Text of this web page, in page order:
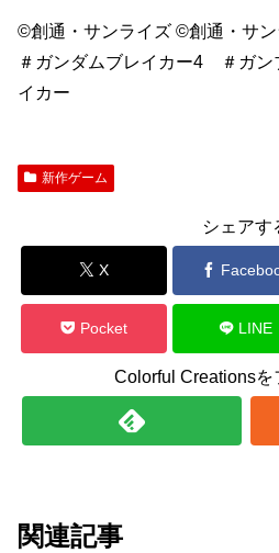
©創通・サンライズ ©創通・サ
＃ガンダムブレイカー4 ＃ガ
イカー
新作ゲーム
シェアす
X
Pocket LINE
Colorful Creationsを
関連記事